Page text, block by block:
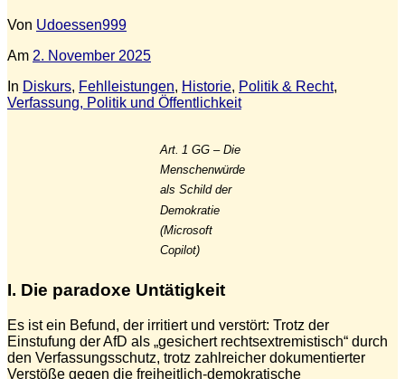
Von Udoessen999
Am 2. November 2025
In Diskurs, Fehlleistungen, Historie, Politik & Recht,
Verfassung, Politik und Öffentlichkeit
Art. 1 GG – Die
Menschenwürde
als Schild der
Demokratie
(Microsoft
Copilot)
I. Die paradoxe Untätigkeit
Es ist ein Befund, der irritiert und verstört: Trotz der
Einstufung der AfD als „gesichert rechtsextremistisch“ durch
den Verfassungsschutz, trotz zahlreicher dokumentierter
Verstöße gegen die freiheitlich-demokratische